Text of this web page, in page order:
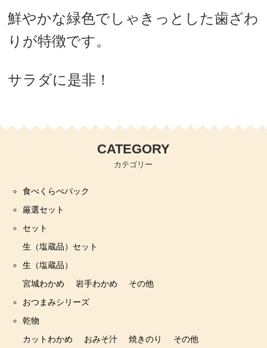
鮮やかな緑色でしゃきっとした歯ざわ
りが特徴です。
サラダに是非！
CATEGORY
カテゴリー
食べくらべパック
厳選セット
セット
生（塩蔵品）セット
生（塩蔵品）
宮城わかめ
岩手わかめ
その他
おつまみシリーズ
乾物
カットわかめ
おみそ汁 焼きのり その他